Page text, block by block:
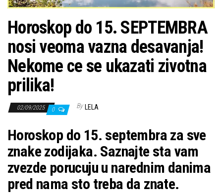
Horoskop do 15. SEPTEMBRA
nosi veoma vazna desavanja!
Nekome ce se ukazati zivotna
prilika!
02/09/2025 0 By LELA
Horoskop do 15. septembra za sve
znake zodijaka. Saznajte sta vam
zvezde porucuju u narednim danima
pred nama sto treba da znate.